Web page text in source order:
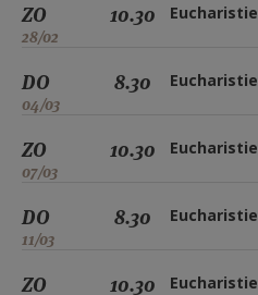
ZO
28/02
10.30 Eucharistie
DO
04/03
8.30 Eucharistie
ZO
07/03
10.30 Eucharistie
DO
11/03
8.30 Eucharistie
ZO 10.30 Eucharistie